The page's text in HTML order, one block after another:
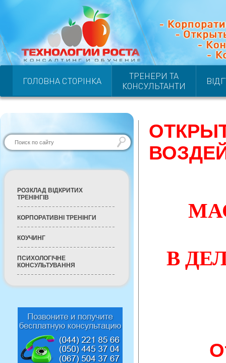
ГОЛОВНА СТОРІНКА
ТРЕНЕРИ ТА
КОНСУЛЬТАНТИ
РОЗКЛАД ВІДКРИТИХ
ТРЕНІНГІВ
КОРПОРАТИВНІ ТРЕНІНГИ
КОУЧИНГ
ПСИХОЛОГІЧНЕ
КОНСУЛЬТУВАННЯ
В